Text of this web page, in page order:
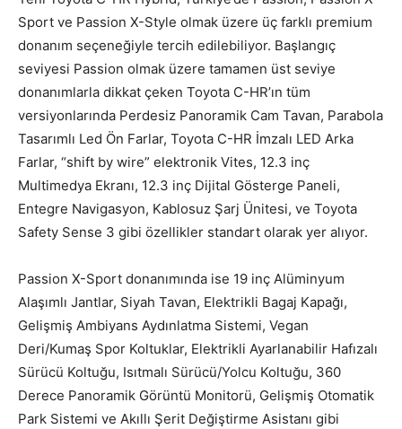
Sport ve Passion X-Style olmak üzere üç farklı premium
donanım seçeneğiyle tercih edilebiliyor. Başlangıç
seviyesi Passion olmak üzere tamamen üst seviye
donanımlarla dikkat çeken Toyota C-HR’ın tüm
versiyonlarında Perdesiz Panoramik Cam Tavan, Parabola
Tasarımlı Led Ön Farlar, Toyota C-HR İmzalı LED Arka
Farlar, “shift by wire” elektronik Vites, 12.3 inç
Multimedya Ekranı, 12.3 inç Dijital Gösterge Paneli,
Entegre Navigasyon, Kablosuz Şarj Ünitesi, ve Toyota
Safety Sense 3 gibi özellikler standart olarak yer alıyor.
Passion X-Sport donanımında ise 19 inç Alüminyum
Alaşımlı Jantlar, Siyah Tavan, Elektrikli Bagaj Kapağı,
Gelişmiş Ambiyans Aydınlatma Sistemi, Vegan
Deri/Kumaş Spor Koltuklar, Elektrikli Ayarlanabilir Hafızalı
Sürücü Koltuğu, Isıtmalı Sürücü/Yolcu Koltuğu, 360
Derece Panoramik Görüntü Monitorü, Gelişmiş Otomatik
Park Sistemi ve Akıllı Şerit Değiştirme Asistanı gibi